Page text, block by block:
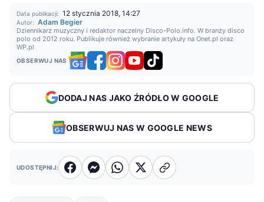
Data publikacji: 12 stycznia 2018, 14:27
Autor: Adam Begier
Dziennikarz muzyczny i redaktor naczelny Disco-Polo.info. W branży disco
polo od 2012 roku. Publikuje również wybranie artykuły na Onet.pl oraz
WP.pl
OBSERWUJ NAS
DODAJ NAS JAKO ŹRÓDŁO W GOOGLE
OBSERWUJ NAS W GOOGLE NEWS
UDOSTĘPNIJ: